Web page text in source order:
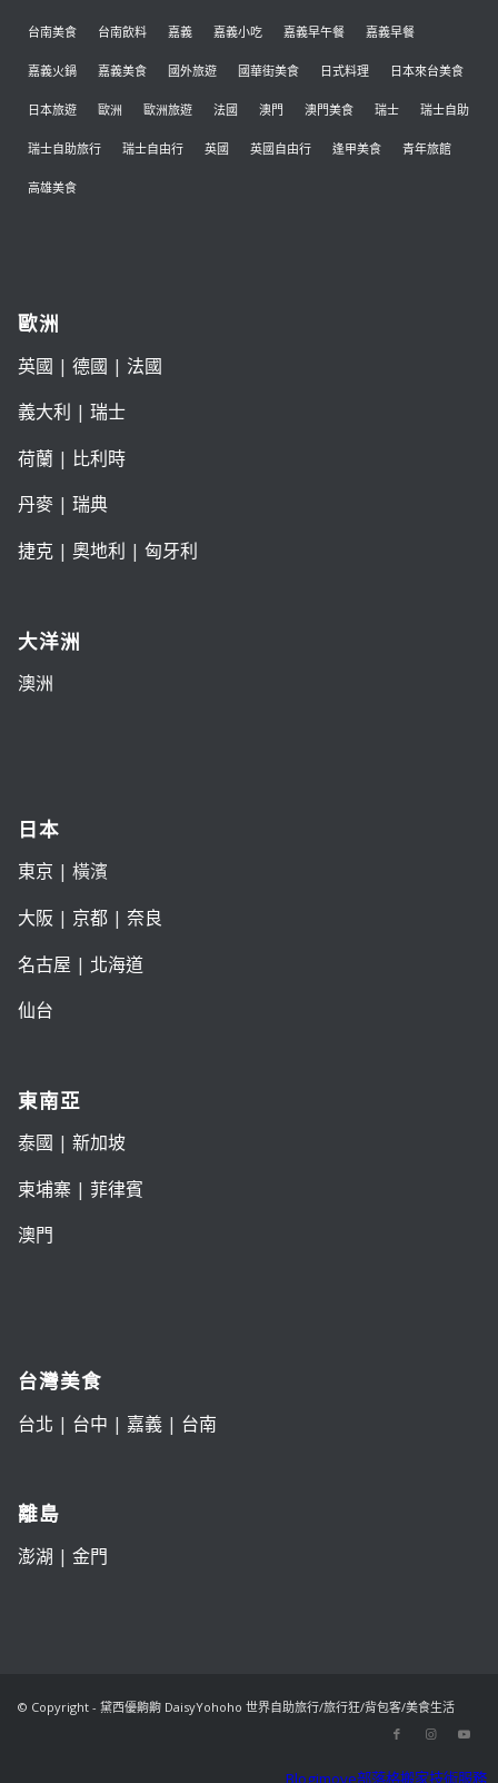
台南美食 台南飲料 嘉義 嘉義小吃 嘉義早午餐 嘉義早餐
嘉義火鍋 嘉義美食 國外旅遊 國華街美食 日式料理 日本來台美食
日本旅遊 歐洲 歐洲旅遊 法國 澳門 澳門美食 瑞士 瑞士自助
瑞士自助旅行 瑞士自由行 英國 英國自由行 逢甲美食 青年旅館
高雄美食
歐洲
英國 | 德國 | 法國
義大利 | 瑞士
荷蘭| 比利時
丹麥| 瑞典
捷克| 奧地利 | 匈牙利
大洋洲
澳洲
日本
東京 | 橫濱
大阪 | 京都| 奈良
名古屋 | 北海道
仙台
東南亞
泰國 | 新加坡
柬埔寨 | 菲律賓
澳門
台灣美食
台北 | 台中 | 嘉義| 台南
離島
澎湖 | 金門
© Copyright - 黛西優齁齁 DaisyYohoho 世界自助旅行/旅行狂/背包客/美食生活
Blogimove部落格搬家技術服務